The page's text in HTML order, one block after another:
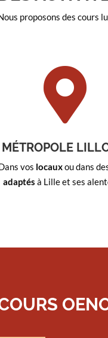
proposons des cours

MÉTROPOLE
vos locauxou dans
adaptés à Lille et ses